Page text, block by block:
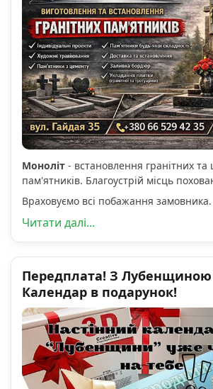
Моноліт - встановлення гранітних
пам'ятників. Благоустрій місць
Враховуємо всі побажання замовника.
Читати далі...
Передплата! З Лубенщиною
Календар в подарунок!